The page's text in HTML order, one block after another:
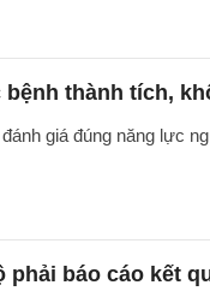
thành tích,
giá đúng năng lực
phải báo cáo kết